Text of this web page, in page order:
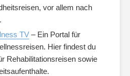
vor allem nach
TV – Ein Portal für
Hier findest du
Rehabilitationsreisen sowie